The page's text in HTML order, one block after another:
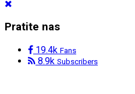
Pratite nas
19.4k Fans
8.9k Subscribers